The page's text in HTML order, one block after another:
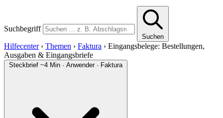
Suchbegriff
Suchen
Hilfecenter › Themen › Faktura › Eingangsbelege: Bestellungen,
Ausgaben & Eingangsbriefe
Steckbrief ~4 Min · Anwender · Faktura